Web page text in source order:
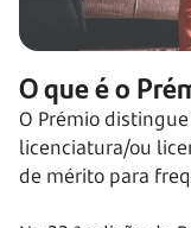
O que é o
O Prémio
licenciatura/ou
de mérito para